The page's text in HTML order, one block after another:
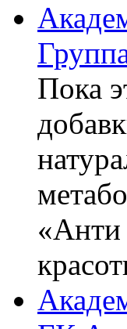
Пока
«Анти